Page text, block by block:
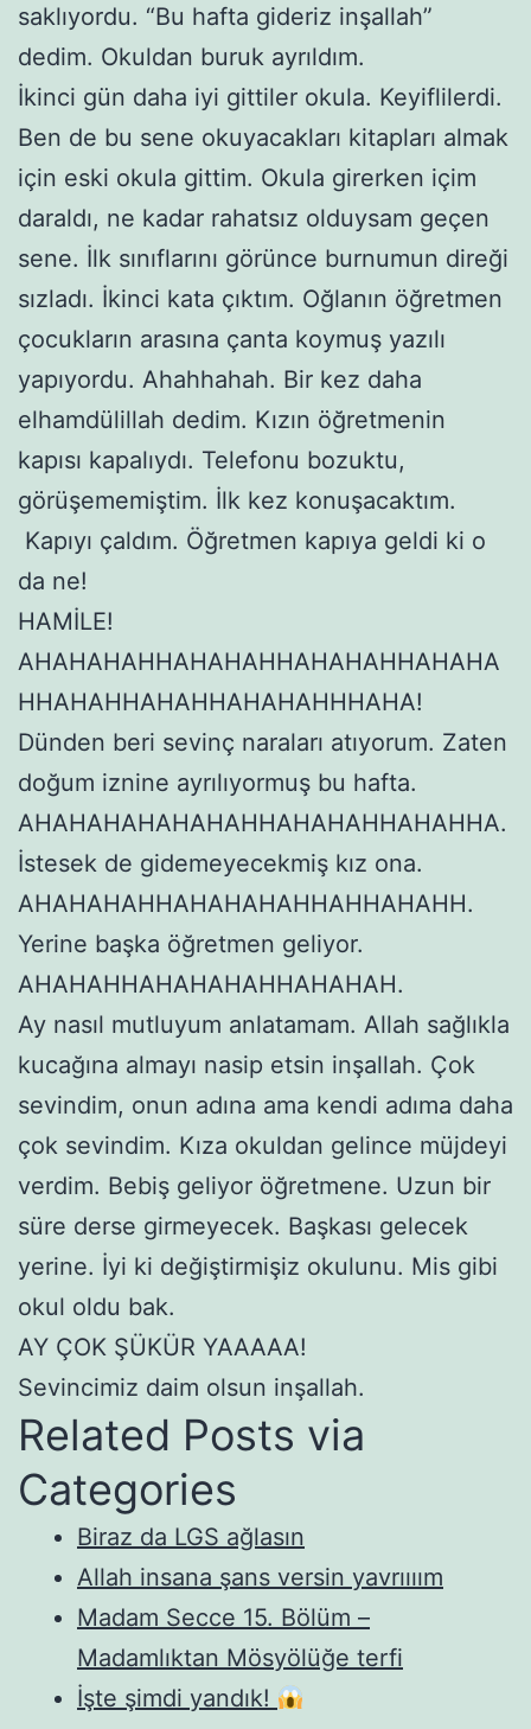
saklıyordu. “Bu hafta gideriz inşallah”
dedim. Okuldan buruk ayrıldım.
İkinci gün daha iyi gittiler okula. Keyiflilerdi.
Ben de bu sene okuyacakları kitapları almak
için eski okula gittim. Okula girerken içim
daraldı, ne kadar rahatsız olduysam geçen
sene. İlk sınıflarını görünce burnumun direği
sızladı. İkinci kata çıktım. Oğlanın öğretmen
çocukların arasına çanta koymuş yazılı
yapıyordu. Ahahhahah. Bir kez daha
elhamdülillah dedim. Kızın öğretmenin
kapısı kapalıydı. Telefonu bozuktu,
görüşememiştim. İlk kez konuşacaktım.
Kapıyı çaldım. Öğretmen kapıya geldi ki o
da ne!
HAMİLE!
AHAHAHAHHAHAHAHHAHAHAHHAHAHA
HHAHAHHAHAHHAHAHAHHHAHA!
Dünden beri sevinç naraları atıyorum. Zaten
doğum iznine ayrılıyormuş bu hafta.
AHAHAHAHAHAHAHHAHAHAHHAHAHHA.
İstesek de gidemeyecekmiş kız ona.
AHAHAHAHHAHAHAHAHHAHHAHAHH.
Yerine başka öğretmen geliyor.
AHAHAHHAHAHAHAHHAHAHAH.
Ay nasıl mutluyum anlatamam. Allah sağlıkla
kucağına almayı nasip etsin inşallah. Çok
sevindim, onun adına ama kendi adıma daha
çok sevindim. Kıza okuldan gelince müjdeyi
verdim. Bebiş geliyor öğretmene. Uzun bir
süre derse girmeyecek. Başkası gelecek
yerine. İyi ki değiştirmişiz okulunu. Mis gibi
okul oldu bak.
AY ÇOK ŞÜKÜR YAAAAA!
Sevincimiz daim olsun inşallah.
Related Posts via
Categories
Biraz da LGS ağlasın
Allah insana şans versin yavrıııım
Madam Secce 15. Bölüm –
Madamlıktan Mösyölüğe terfi
İşte şimdi yandık!